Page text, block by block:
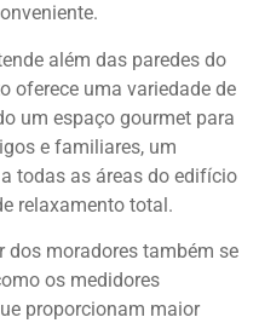
além das paredes do
oferece uma variedade de
um espaço gourmet para
e familiares, um
todas as áreas do edifício
relaxamento total.
dos moradores também se
os medidores
proporcionam maior